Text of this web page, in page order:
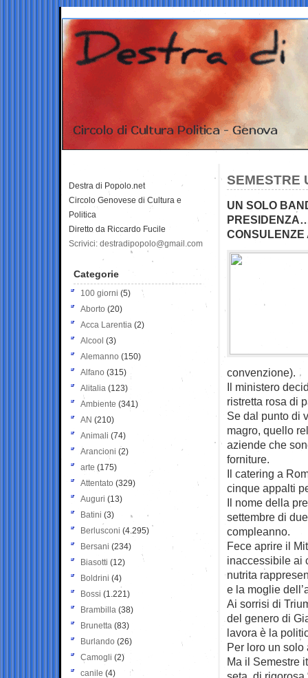
SEMESTRE
UN SOLO
CONSULENZE
convenzione).
Il ministero
ristretta rosa di
Se dal punto di
magro, quello
aziende che
forniture.
Il catering a
cinque appalti
Il nome della
settembre di
compleanno.
Fece aprire il
inaccessibile ai
nutrita
e la moglie
Ai sorrisi di
del genero di
lavora è la
Per loro un solo
Ma il Semestre
Destra di Popolo.net
Circolo Genovese di Cultura e
Politica
Diretto da Riccardo Fucile
Scrivici: destradipopolo@gmail.com
Categorie
100 giorni (5)
Aborto (20)
Acca Larentia (2)
Alcool (3)
Alemanno (150)
Alfano (315)
Alitalia (123)
Ambiente (341)
AN (210)
Animali (74)
Arancioni (2)
arte (175)
Attentato (329)
Auguri (13)
Batini (3)
Berlusconi (4.295)
Bersani (234)
Biasotti (12)
Boldrini (4)
Bossi (1.221)
Brambilla (38)
Brunetta (83)
Burlando (26)
Camogli (2)
canile (4)